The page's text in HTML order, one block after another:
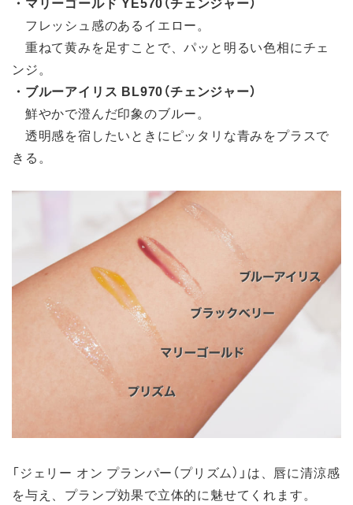
フレッシュ感のあるイエロー。
重ねて黄みを足すことで、パッと明るい色相にチェ
ンジ。
・ブルーアイリス BL970（チェンジャー）
鮮やかで澄んだ印象のブルー。
透明感を宿したいときにピッタリな青みをプラスで
きる。
「ジェリー オン プランパー（プリズム）」は、唇に清涼感
を与え、プランプ効果で立体的に魅せてくれます。